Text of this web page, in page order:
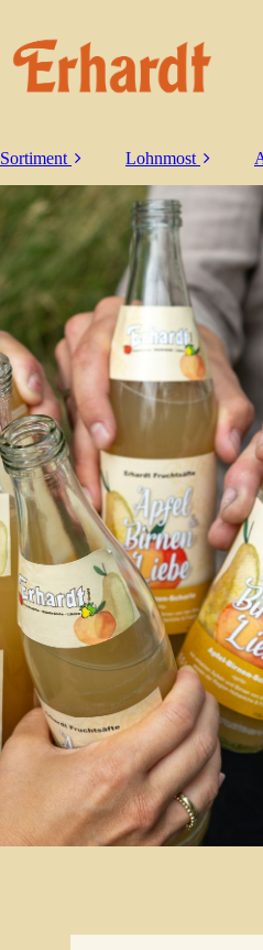
Sortiment
Direktsäfte
Misch-Säfte
Saftschorlen
Wintergetränke
Edelbrände & Liköre
Lohnmost
Mein eigener Saft